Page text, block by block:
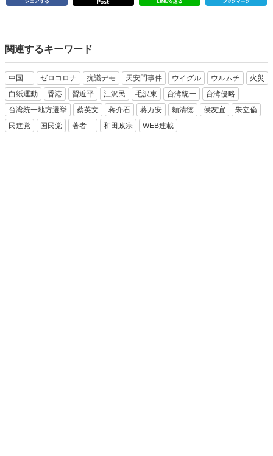
関連するキーワード
中国 ゼロコロナ 抗議デモ 天安門事件 ウイグル ウルムチ
火災
白紙運動
香港 習近平 江沢民 毛沢東 台湾統一
台湾侵略
台湾統一地方選挙
蔡英文 蒋介石 蒋万安 頼清徳 侯友宜
朱立倫
民進党
国民党 著者 和田政宗 WEB連載